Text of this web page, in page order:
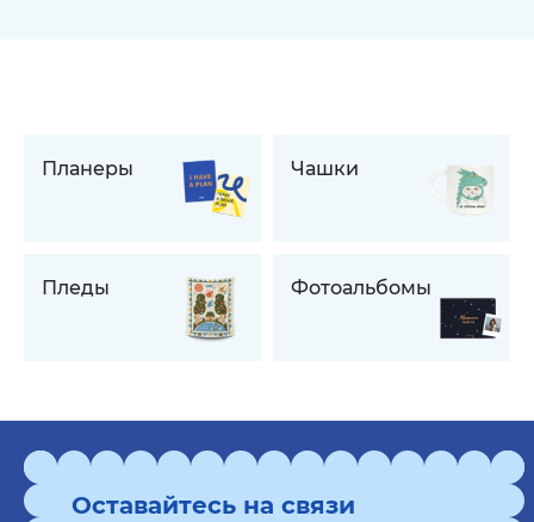
Планеры Чашки
Пледы Фотоальбомы
Оставайтесь на связи